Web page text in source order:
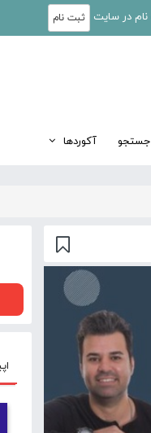
ثبت نام
جستجو آکوردها
00:00